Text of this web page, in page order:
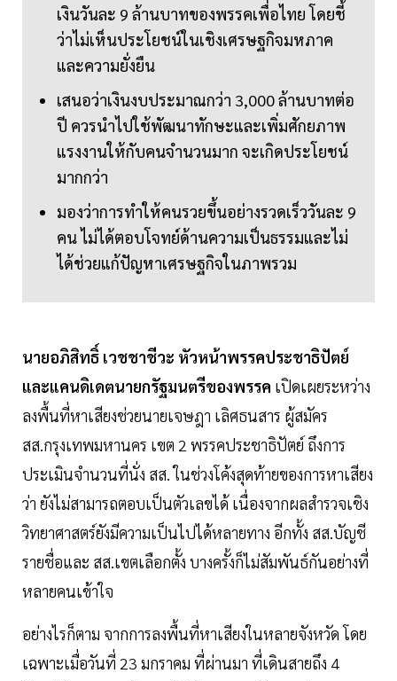
เงินวันละ 9 ล้านบาทของพรรคเพื่อไทย โดยชี้
ว่าไม่เห็นประโยชน์ในเชิงเศรษฐกิจมหภาค
และความยั่งยืน
เสนอว่าเงินงบประมาณกว่า 3,000 ล้านบาทต่อ
ปี ควรนำไปใช้พัฒนาทักษะและเพิ่มศักยภาพ
แรงงานให้กับคนจำนวนมาก จะเกิดประโยชน์
มากกว่า
มองว่าการทำให้คนรวยขึ้นอย่างรวดเร็ววันละ 9
คน ไม่ได้ตอบโจทย์ด้านความเป็นธรรมและไม่
ได้ช่วยแก้ปัญหาเศรษฐกิจในภาพรวม
นายอภิสิทธิ์ เวชชาชีวะ หัวหน้าพรรคประชาธิปัตย์
และแคนดิเดตนายกรัฐมนตรีของพรรค เปิดเผยระหว่าง
ลงพื้นที่หาเสียงช่วยนายเจษฎา เลิศธนสาร ผู้สมัคร
สส.กรุงเทพมหานคร เขต 2 พรรคประชาธิปัตย์ ถึงการ
ประเมินจำนวนที่นั่ง สส. ในช่วงโค้งสุดท้ายของการหาเสียง
ว่า ยังไม่สามารถตอบเป็นตัวเลขได้ เนื่องจากผลสำรวจเชิง
วิทยาศาสตร์ยังมีความเป็นไปได้หลายทาง อีกทั้ง สส.บัญชี
รายชื่อและ สส.เขตเลือกตั้ง บางครั้งก็ไม่สัมพันธ์กันอย่างที่
หลายคนเข้าใจ
อย่างไรก็ตาม จากการลงพื้นที่หาเสียงในหลายจังหวัด โดย
เฉพาะเมื่อวันที่ 23 มกราคม ที่ผ่านมา ที่เดินสายถึง 4